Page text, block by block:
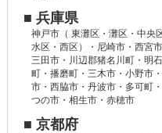
■ 兵庫県
神戸市（ 東灘区・灘区・中央
水区・西区）・尼崎市・西宮
三田市・川辺郡猪名川町・明
町・播磨町・三木市・小野市
市・西脇市・丹波市・多可町
つの市・相生市・赤穂市
■ 京都府